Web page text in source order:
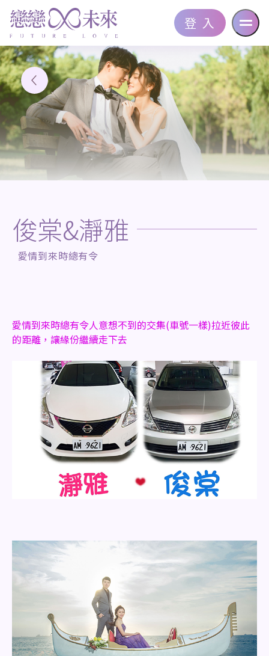
登 入
俊棠&瀞雅
愛情到來時總有令
愛情到來時總有令人意想不到的交集(車號一樣)拉近彼此
的距離，讓緣份繼續走下去